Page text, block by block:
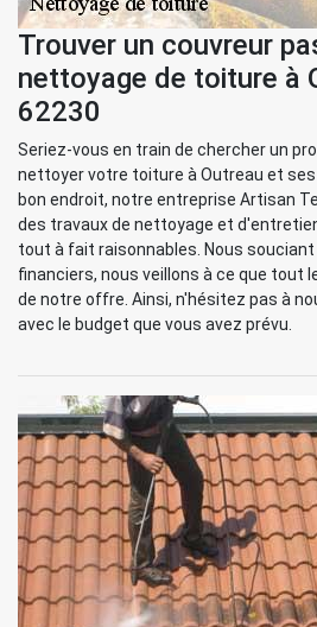
Trouver un couvreur
nettoyage de toiture à
62230
Seriez-vous en train de chercher un
nettoyer votre toiture à Outreau et ses
bon endroit, notre entreprise Artisan
des travaux de nettoyage et
tout à fait raisonnables. Nous
financiers, nous veillons à ce que tout
de notre offre. Ainsi, n'hésitez pas à
avec le budget que vous avez prévu.